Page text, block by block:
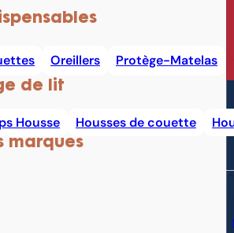
Oreillers Protège-Matelas
de lit
Housse Housses de couette
marques